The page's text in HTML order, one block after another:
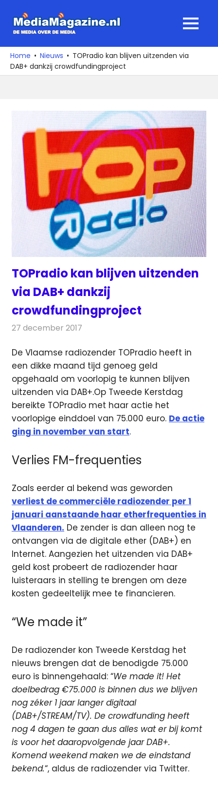
naar
media
over
de
MENU
Home Nieuws
TOPradio kan blijven uitzenden via
DAB+ dankzij crowdfundingproject
TOPradio kan blijven uitzenden
via DAB+ dankzij
crowdfundingproject
27 december 2017
De Vlaamse radiozender TOPradio heeft in
een dikke maand tijd genoeg geld
opgehaald om voorlopig te kunnen blijven
uitzenden via DAB+.Op Tweede Kerstdag
bereikte TOPradio met haar actie het
voorlopige einddoel van 75.000 euro. De actie
ging in november van start.
Verlies FM-frequenties
Zoals eerder al bekend was geworden
verliest de commerciële radiozender per 1
januari aanstaande haar etherfrequenties in
Vlaanderen. De zender is dan alleen nog te
ontvangen via de digitale ether (DAB+) en
Internet. Aangezien het uitzenden via DAB+
geld kost probeert de radiozender haar
luisteraars in stelling te brengen om deze
kosten gedeeltelijk mee te financieren.
“We made it”
De radiozender kon Tweede Kerstdag het
nieuws brengen dat de benodigde 75.000
euro is binnengehaald: “We made it! Het
doelbedrag €75.000 is binnen dus we blijven
nog zéker 1 jaar langer digitaal
(DAB+/STREAM/TV). De crowdfunding heeft
nog 4 dagen te gaan dus alles wat er bij komt
is voor het daaropvolgende jaar DAB+.
Komend weekend maken we de eindstand
bekend.“, aldus de radiozender via Twitter.